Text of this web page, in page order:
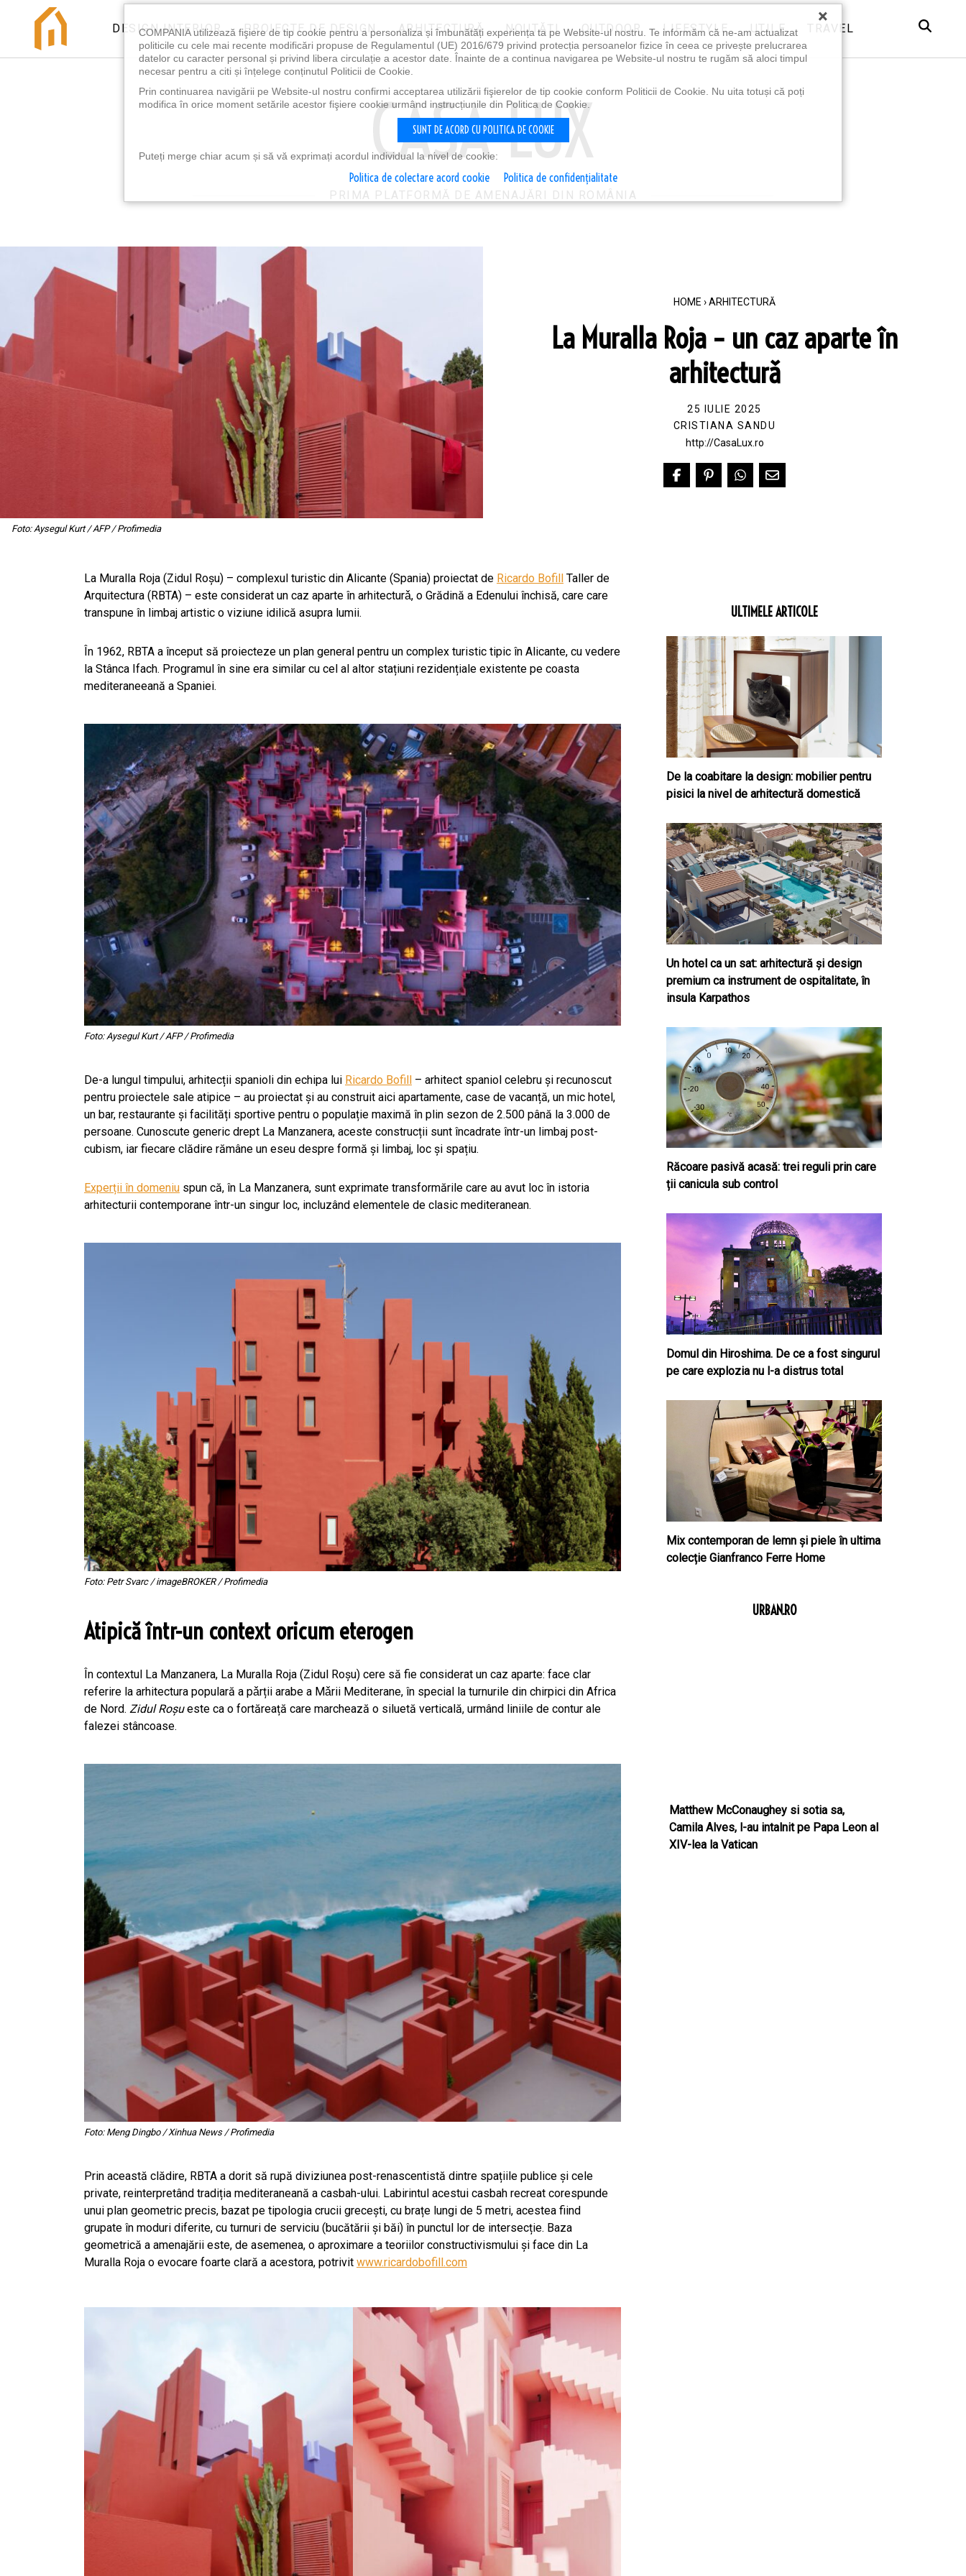
DESIGN INTERIOR PROIECTE DE DESIGN ARHITECTURĂ NOUTĂȚI OUTDOOR LIFESTYLE UTILE TRAVEL
PRIMA PLATFORMĂ DE AMENAJĂRI DIN ROMÂNIA
Foto: Aysegul Kurt / AFP / Profimedia
HOME ›ARHITECTURĂ
La Muralla Roja – un caz aparte în
arhitecturǎ
25 IULIE 2025
CRISTIANA SANDU
http://CasaLux.ro
La Muralla Roja (Zidul Roșu) – complexul turistic din Alicante (Spania) proiectat de Ricardo Bofill Taller de
Arquitectura (RBTA) – este considerat un caz aparte în arhitecturǎ, o Grădină a Edenului închisă, care care
transpune în limbaj artistic o viziune idilică asupra lumii.
În 1962, RBTA a început să proiecteze un plan general pentru un complex turistic tipic în Alicante, cu vedere
la Stânca Ifach. Programul în sine era similar cu cel al altor stațiuni rezidențiale existente pe coasta
mediteraneeană a Spaniei.
Foto: Aysegul Kurt / AFP / Profimedia
De-a lungul timpului, arhitecții spanioli din echipa lui Ricardo Bofill
– arhitect spaniol celebru și recunoscut
pentru proiectele sale atipice – au proiectat și au construit aici apartamente, case de vacanță, un mic hotel,
un bar, restaurante și facilități sportive pentru o populație maximă în plin sezon de 2.500 până la 3.000 de
persoane. Cunoscute generic drept La Manzanera, aceste construcții sunt încadrate într-un limbaj post-
cubism, iar fiecare clădire rămâne un eseu despre formă și limbaj, loc și spațiu.
Experții în domeniu spun că, în La Manzanera, sunt exprimate transformările care au avut loc în istoria
arhitecturii contemporane într-un singur loc, incluzând elementele de clasic mediteranean.
Foto: Petr Svarc / imageBROKER / Profimedia
Atipică într-un context oricum eterogen
În contextul La Manzanera, La Muralla Roja (Zidul Roșu) cere să fie considerat un caz aparte: face clar
referire la arhitectura populară a pǎrții arabe a Mǎrii Mediterane, în special la turnurile din chirpici din Africa
de Nord. Zidul Roșueste ca o fortăreață care marchează o siluetă verticală, urmând liniile de contur ale
falezei stâncoase.
Foto: Meng Dingbo / Xinhua News / Profimedia
Prin această clădire, RBTA a dorit să rupă diviziunea post-renascentistă dintre spațiile publice și cele
private, reinterpretând tradiția mediteraneană a casbah-ului. Labirintul acestui casbah recreat corespunde
unui plan geometric precis, bazat pe tipologia crucii grecești, cu brațe lungi de 5 metri, acestea fiind
grupate în moduri diferite, cu turnuri de serviciu (bucătării și băi) în punctul lor de intersecție. Baza
geometrică a amenajării este, de asemenea, o aproximare a teoriilor constructivismului și face din La
Muralla Roja o evocare foarte clară a acestora, potrivit www.ricardobofill.com
ULTIMELE ARTICOLE
De la coabitare la design: mobilier pentru
pisici la nivel de arhitectură domestică
Un hotel ca un sat: arhitectură și design
premium ca instrument de ospitalitate, în
insula Karpathos
Răcoare pasivă acasă: trei reguli prin care
ții canicula sub control
Domul din Hiroshima. De ce a fost singurul
pe care explozia nu l-a distrus total
Mix contemporan de lemn şi piele în ultima
colecție Gianfranco Ferre Home
URBAN.RO
Matthew McConaughey si sotia sa,
Camila Alves, l-au intalnit pe Papa Leon al
XIV-lea la Vatican
×
COMPANIA utilizează fişiere de tip cookie pentru a personaliza și îmbunătăți experiența ta pe Website-ul nostru. Te informăm că ne-am actualizat
politicile cu cele mai recente modificări propuse de Regulamentul (UE) 2016/679 privind protecția persoanelor fizice în ceea ce privește prelucrarea
datelor cu caracter personal și privind libera circulație a acestor date. Înainte de a continua navigarea pe Website-ul nostru te rugăm să aloci timpul
necesar pentru a citi și înțelege conținutul Politicii de Cookie.
Prin continuarea navigării pe Website-ul nostru confirmi acceptarea utilizării fişierelor de tip cookie conform Politicii de Cookie. Nu uita totuși că poți
modifica în orice moment setările acestor fişiere cookie urmând instrucțiunile din Politica de Cookie.
SUNT DE ACORD CU POLITICA DE COOKIE
Puteți merge chiar acum și să vă exprimați acordul individual la nivel de cookie:
Politica de colectare acord cookie Politica de confidențialitate